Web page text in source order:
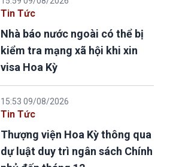
Tin Tức
Nhà báo nước ngoài có thể bị
kiểm tra mạng xã hội khi xin
visa Hoa Kỳ
15:53 09/08/2026
Tin Tức
Thượng viện Hoa Kỳ thông qua
dự luật duy trì ngân sách Chính